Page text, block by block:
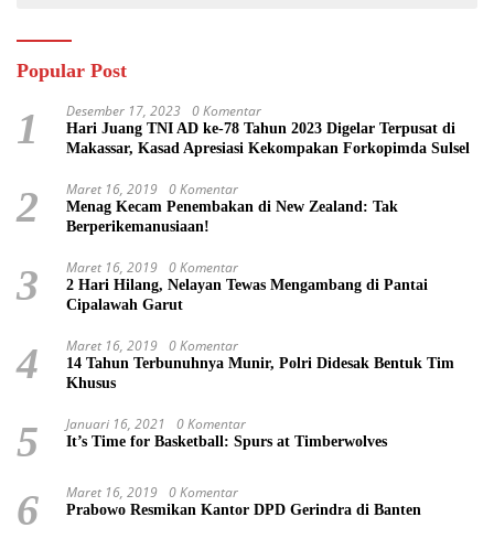
Popular Post
1 Desember 17, 2023 0 Komentar
Hari Juang TNI AD ke-78 Tahun 2023 Digelar Terpusat di
Makassar, Kasad Apresiasi Kekompakan Forkopimda Sulsel
2 Maret 16, 2019 0 Komentar
Menag Kecam Penembakan di New Zealand: Tak
Berperikemanusiaan!
3 Maret 16, 2019 0 Komentar
2 Hari Hilang, Nelayan Tewas Mengambang di Pantai
Cipalawah Garut
4 Maret 16, 2019 0 Komentar
14 Tahun Terbunuhnya Munir, Polri Didesak Bentuk Tim
Khusus
5 Januari 16, 2021 0 Komentar
It’s Time for Basketball: Spurs at Timberwolves
6 Maret 16, 2019 0 Komentar
Prabowo Resmikan Kantor DPD Gerindra di Banten